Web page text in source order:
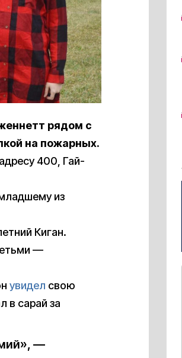
рядом с
на пожарных.
400, Гай-
из
Киган.
—
увидел свою
в сарай за
—